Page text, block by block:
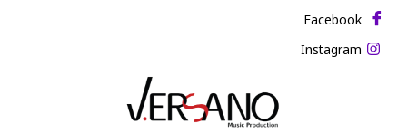
Facebook
Instagram